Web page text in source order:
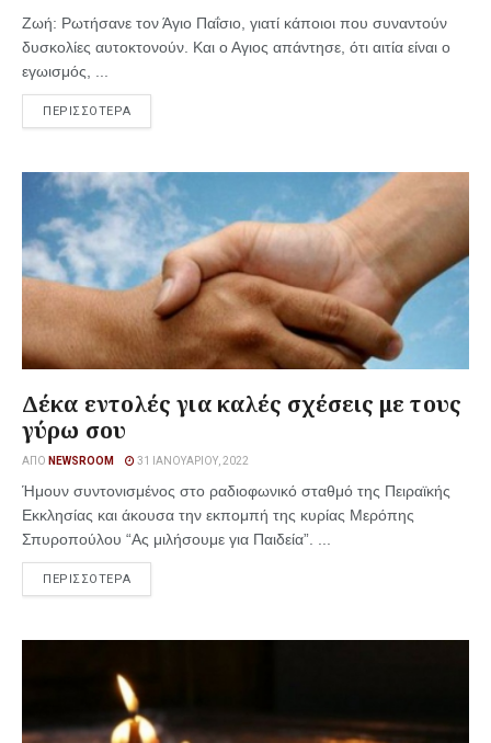
Ζωή: Ρωτήσανε τον Άγιο Παΐσιο, γιατί κάποιοι που συναντούν
δυσκολίες αυτοκτονούν. Και ο Αγιος απάντησε, ότι αιτία είναι ο
εγωισμός, ...
ΠΕΡΙΣΣΟΤΕΡΑ
Δέκα εντολές για καλές σχέσεις με τους
γύρω σου
ΑΠΌ NEWSROOM 31 ΙΑΝΟΥΑΡΊΟΥ, 2022
Ήμουν συντονισμένος στο ραδιοφωνικό σταθμό της Πειραϊκής
Εκκλησίας και άκουσα την εκπομπή της κυρίας Μερόπης
Σπυροπούλου “Ας μιλήσουμε για Παιδεία”. ...
ΠΕΡΙΣΣΟΤΕΡΑ